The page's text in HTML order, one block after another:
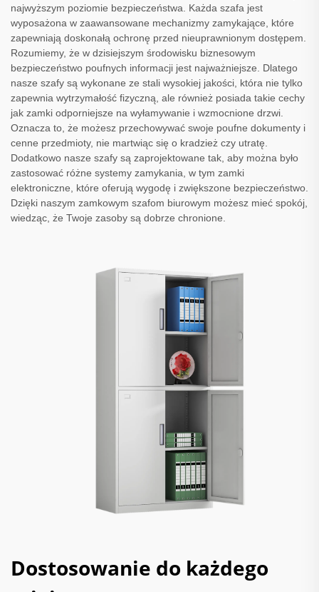
najwyższym poziomie bezpieczeństwa. Każda szafa jest
wyposażona w zaawansowane mechanizmy zamykające, które
zapewniają doskonałą ochronę przed nieuprawnionym dostępem.
Rozumiemy, że w dzisiejszym środowisku biznesowym
bezpieczeństwo poufnych informacji jest najważniejsze. Dlatego
nasze szafy są wykonane ze stali wysokiej jakości, która nie tylko
zapewnia wytrzymałość fizyczną, ale również posiada takie cechy
jak zamki odporniejsze na wyłamywanie i wzmocnione drzwi.
Oznacza to, że możesz przechowywać swoje poufne dokumenty i
cenne przedmioty, nie martwiąc się o kradzież czy utratę.
Dodatkowo nasze szafy są zaprojektowane tak, aby można było
zastosować różne systemy zamykania, w tym zamki
elektroniczne, które oferują wygodę i zwiększone bezpieczeństwo.
Dzięki naszym zamkowym szafom biurowym możesz mieć spokój,
wiedząc, że Twoje zasoby są dobrze chronione.
Dostosowanie do każdego